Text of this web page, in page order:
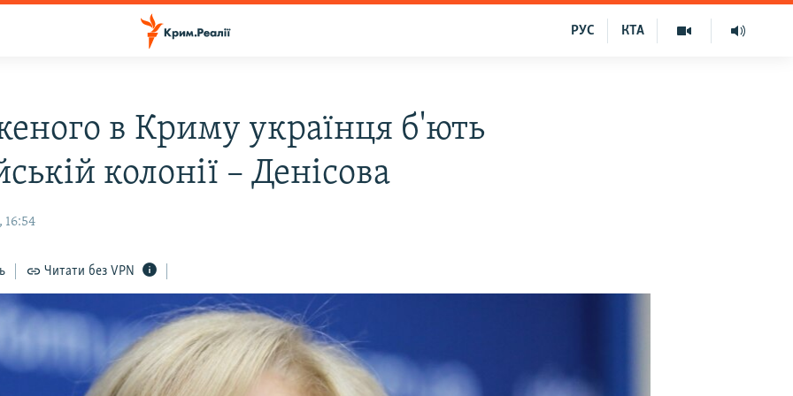
КТА
РУС
в Криму українця б'ють
колонії – Денісова
16:54
Читати без VPN